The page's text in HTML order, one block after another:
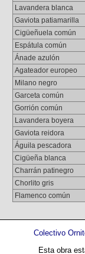
Lavandera blanca
Gaviota patiamarilla
Cigüeñuela común
Espátula común
Ánade azulón
Agateador europeo
Milano negro
Garceta común
Gorrión común
Lavandera boyera
Gaviota reidora
Águila pescadora
Cigüeña blanca
Charrán patinegro
Chorlito gris
Flamenco común
Colectivo
Esta obra